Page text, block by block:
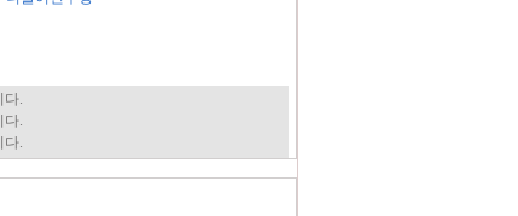
다.
다.
다.